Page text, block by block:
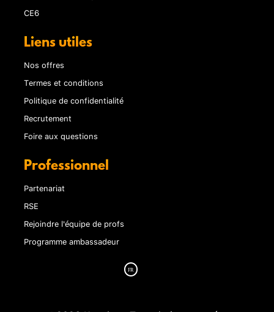
CE6
Liens utiles
Nos offres
Termes et conditions
Politique de confidentialité
Recrutement
Foire aux questions
Professionnel
Partenariat
RSE
Rejoindre l'équipe de profs
Programme ambassadeur